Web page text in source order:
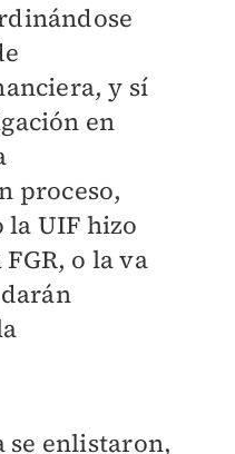
y sí
en
proceso,
la UIF hizo
o la va
se enlistaron,